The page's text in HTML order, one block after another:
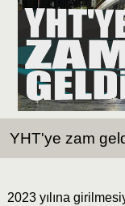
YHT'ye zam
2023 yılına